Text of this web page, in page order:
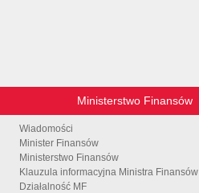
Ministerstwo Finansów
Wiadomości
Minister Finansów
Ministerstwo Finansów
Klauzula informacyjna Ministra Finansów
Działalność MF